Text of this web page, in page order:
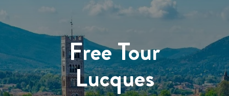
Free Tour
Lucques